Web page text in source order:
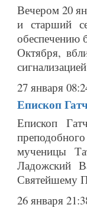
Вечером 20
и старший
обеспечению
Октября,
27 января
Епископ
Епископ
мученицы
Ладожский
Святейшему
26 января